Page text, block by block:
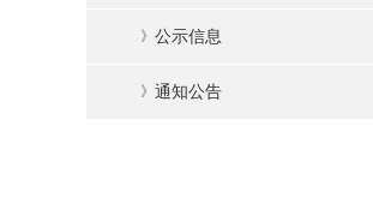
》 公示信息
》 通知公告